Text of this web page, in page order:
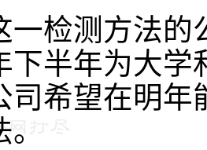
一检测方法
下半年为大学
司希望在明年